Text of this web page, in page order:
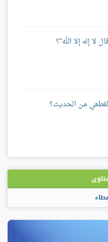
إله إلا الله"؟
من الحديث؟